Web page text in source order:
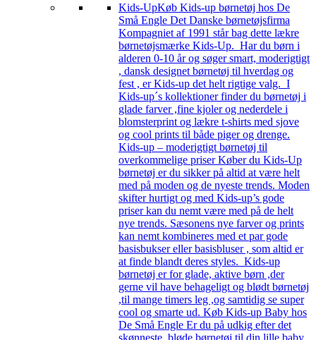
Kids-UpKøb Kids-up børnetøj hos De
Små Engle Det Danske børnetøjsfirma
Kompagniet af 1991 står bag dette lækre
børnetøjsmærke Kids-Up. Har du børn i
alderen 0-10 år og søger smart, moderigtigt
, dansk designet børnetøj til hverdag og
fest , er Kids-up det helt rigtige valg. I
Kids-up´s kollektioner finder du børnetøj i
glade farver ,fine kjoler og nederdele i
blomsterprint og lækre t-shirts med sjove
og cool prints til både piger og drenge.
Kids-up – moderigtigt børnetøj til
overkommelige priser Køber du Kids-Up
børnetøj er du sikker på altid at være helt
med på moden og de nyeste trends. Moden
skifter hurtigt og med Kids-up’s gode
priser kan du nemt være med på de helt
nye trends. Sæsonens nye farver og prints
kan nemt kombineres med et par gode
basisbukser eller basisbluser , som altid er
at finde blandt deres styles. Kids-up
børnetøj er for glade, aktive børn ,der
gerne vil have behageligt og blødt børnetøj
,til mange timers leg ,og samtidig se super
cool og smarte ud. Køb Kids-up Baby hos
De Små Engle Er du på udkig efter det
skønneste, bløde børnetøj til din lille baby